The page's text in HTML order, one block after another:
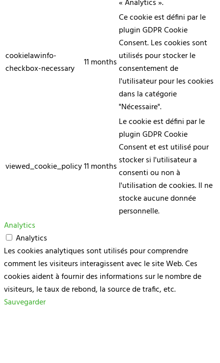
« Analytics ».
cookielawinfo-
checkbox-necessary
11 months
Ce cookie est défini par le
plugin GDPR Cookie
Consent. Les cookies sont
utilisés pour stocker le
consentement de
l'utilisateur pour les cookies
dans la catégorie
"Nécessaire".
viewed_cookie_policy11 months
Le cookie est défini par le
plugin GDPR Cookie
Consent et est utilisé pour
stocker si l'utilisateur a
consenti ou non à
l'utilisation de cookies. Il ne
stocke aucune donnée
personnelle.
Analytics
Analytics
Les cookies analytiques sont utilisés pour comprendre
comment les visiteurs interagissent avec le site Web. Ces
cookies aident à fournir des informations sur le nombre de
visiteurs, le taux de rebond, la source de trafic, etc.
Sauvegarder